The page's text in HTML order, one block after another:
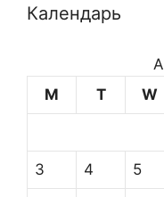
Календарь
M
T W
3 4 5